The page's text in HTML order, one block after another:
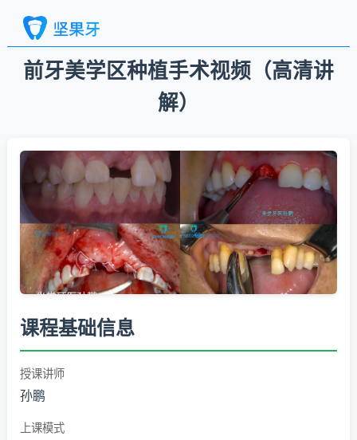
前牙美学区种植手术视频（高清讲
解）
课程基础信息
授课讲师
孙鹏
上课模式